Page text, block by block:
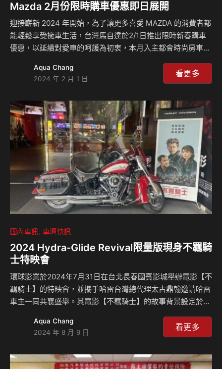
Mazda 2月份限時購車優惠即日展開
迎接嶄新 2024 年開始，為了讓更多喜愛 MAZDA 的消費者都
能輕鬆享受擁車生活，台灣馬自達於2/1日推出限時新春購車
優惠，以延續對愛車的呵護為初衷，本月入主都會時尚房車
固；針對飽受好評的旗艦七人座休旅 MAZDA CX-9 迎新回饋
購車優惠再延續，推出原價 183.5 萬元的 MAZDA CX-9 25T
23.6 萬元的優惠總值提供給慧眼獨具的品味人士，敬請消費
者把握 2024 MAZDA 新春購車良機，即刻入主 MAZDA 多元
陣容的…
Aqua Chang
2024 年 2 月 1 日
看更多
國內車訊 車壇快訊
2024 Hydra-Glide Revival限量版現身不羈騎
士特映會
環球影業於2024年7月31日在台北長春國賓影城舉辦電影【不
羈騎士】的特映會，並攜手哈雷台灣總代理太古鼎翰邀請哈雷
車主一同共襄盛舉。其電影【不羈騎士】的故事背景設定於
藉由一個充滿叛逆精神的年代，來闡述騎士追尋自由的不羈浪
漫。 特映會現場更展示了最新車款2024 Hydra-Glide
的強尼所騎乘的哈雷車款，即為Hydra-Glide Revival限量版
Aqua Chang
2024 年 8 月 9 日
看更多